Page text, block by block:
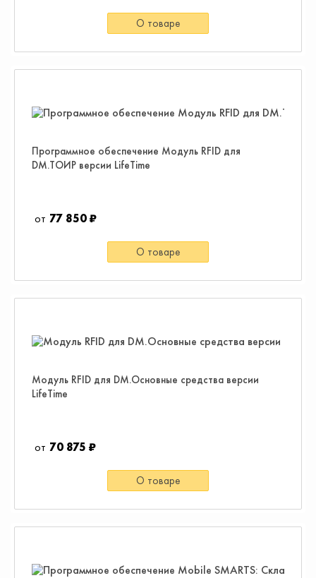
О товаре
Программное обеспечение Модуль RFID для
DM.ТОИР версии LifeTime
77 850 ₽
О товаре
Модуль RFID для DM.Основные средства версии
LifeTime
70 875 ₽
О товаре